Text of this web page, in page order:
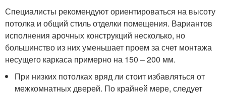
Специалисты рекомендуют ориентироваться на высоту
потолка и общий стиль отделки помещения. Вариантов
исполнения арочных конструкций несколько, но
большинство из них уменьшает проем за счет монтажа
несущего каркаса примерно на 150 – 200 мм.
При низких потолках вряд ли стоит избавляться от
межкомнатных дверей. По крайней мере, следует